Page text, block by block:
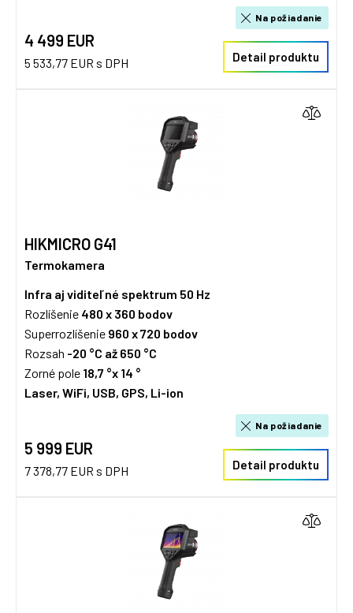
4 499 EUR
5 533,77 EUR s DPH
Na požiadanie
Detail produktu
HIKMICRO G41
Termokamera
Infra aj viditeľné spektrum 50 Hz
Rozlíšenie 480 x 360 bodov
Superrozlíšenie 960 x 720 bodov
Rozsah -20 °C až 650 °C
Zorné pole 18,7 °x 14 °
Laser, WiFi, USB, GPS, Li-ion
5 999 EUR
7 378,77 EUR s DPH
Na požiadanie
Detail produktu